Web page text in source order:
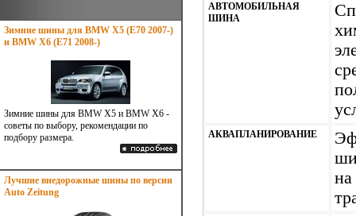
Зимние шины для BMW X5 (E70 2007-)
и BMW X6 (E71 2008-)
Зимние шины для BMW X5 и BMW X6 -
советы по выбору, рекомендации по
подбору размера.
Лучшие внедорожные шины по версии
Auto Zeitung
АВТОМОБИЛЬНАЯ
ШИНА
АКВАПЛАНИРОВАНИЕ